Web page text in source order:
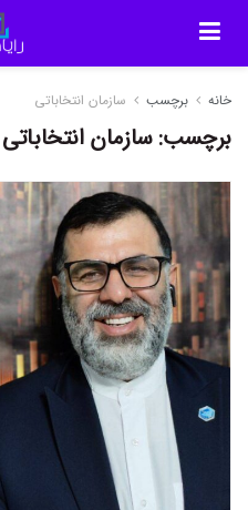
خانه برچسب سازمان انتخاباتی
برچسب:سازمان انتخاباتی